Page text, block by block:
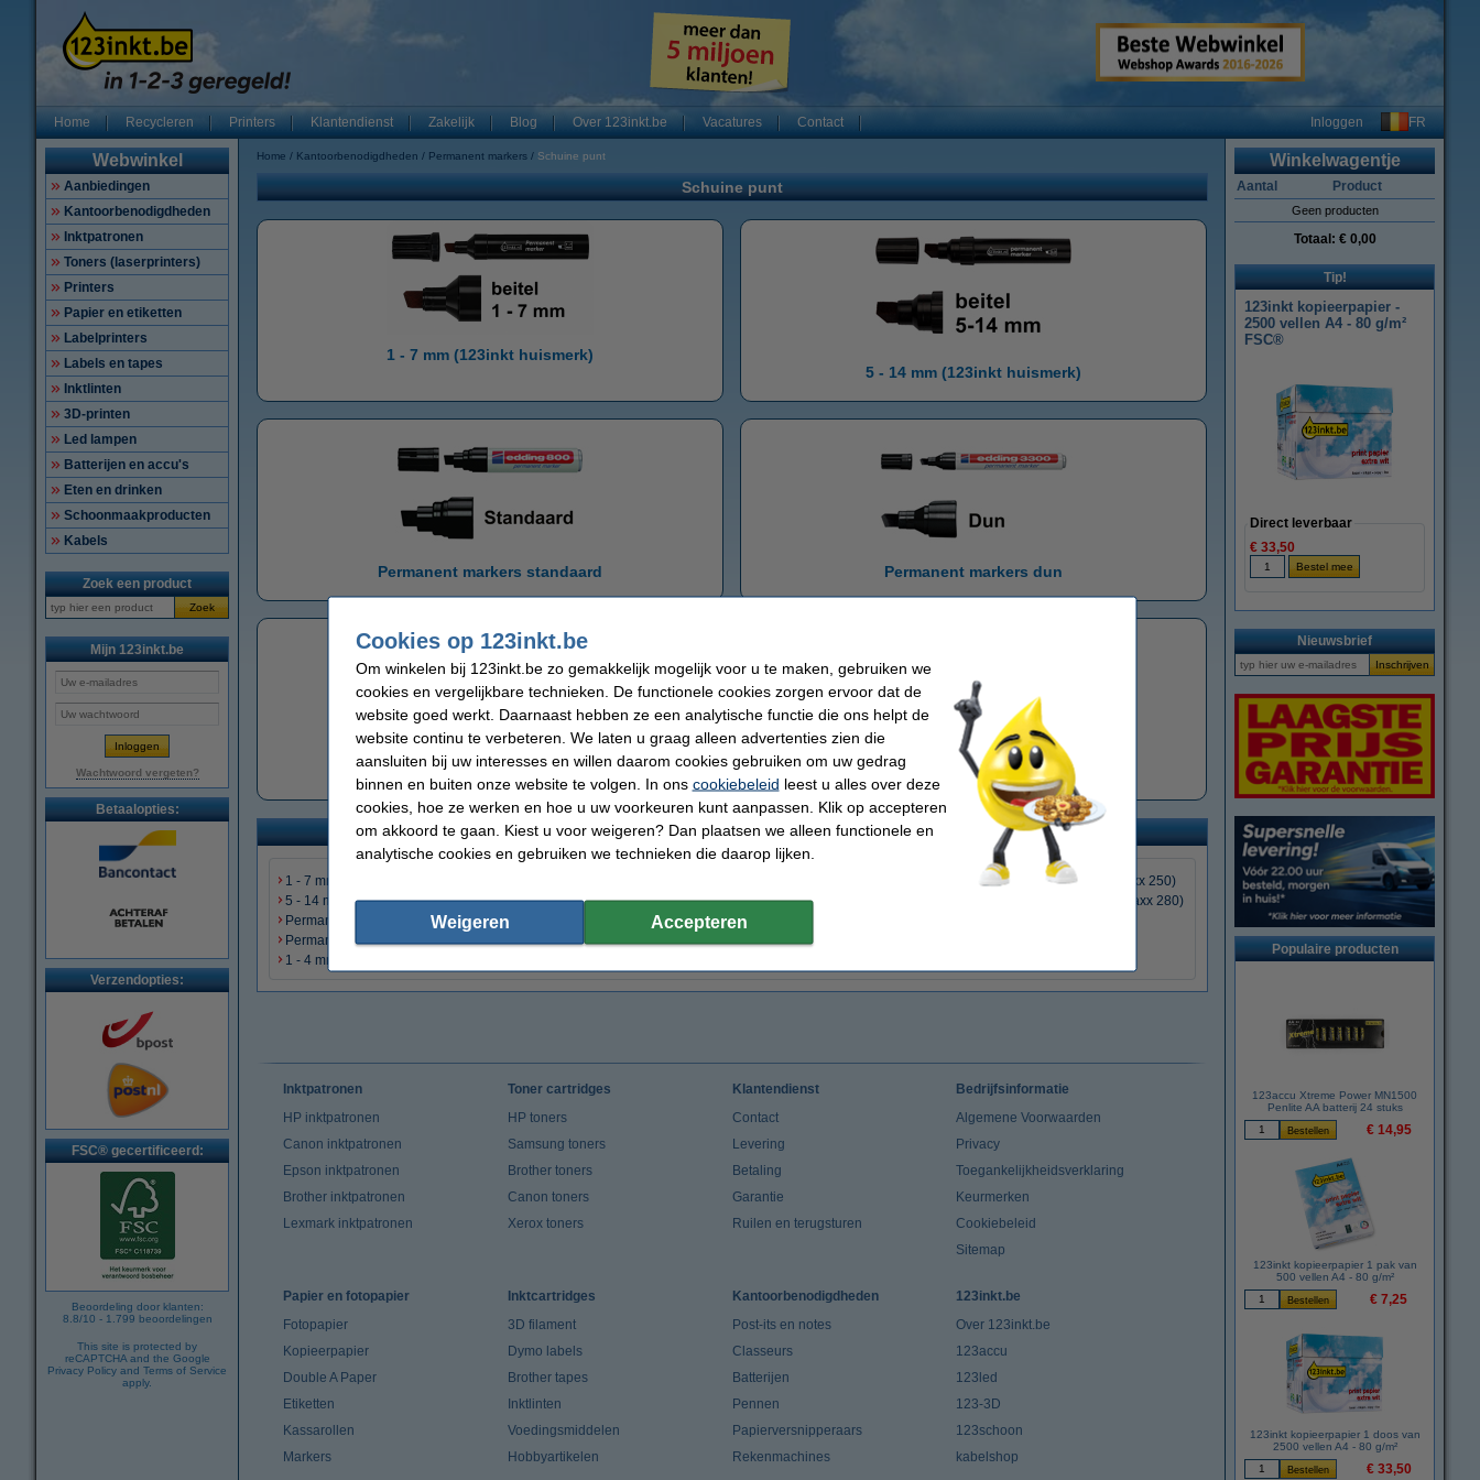
Home Recycleren Printers Klantendienst Zakelijk Blog Over 123inkt.be Vacatures Contact Inloggen FR
Webwinkel
Aanbiedingen
Kantoorbenodigdheden
Inktpatronen
Toners (laserprinters)
Printers
Papier en etiketten
Labelprinters
Labels en tapes
Inktlinten
3D-printen
Led lampen
Batterijen en accu's
Eten en drinken
Schoonmaakproducten
Kabels
Zoek een product
Zoek
Mijn 123inkt.be
Wachtwoord vergeten?
Betaalopties:
Verzendopties:
FSC® gecertificeerd:
Beoordeling door klanten:
8.8/10 - 1.799 beoordelingen
This site is protected by
reCAPTCHA and the Google
Privacy Policy and Terms of Service
apply.
Home Kantoorbenodigdheden Permanent markers Schuine punt
Schuine punt
1 - 7 mm (123inkt huismerk)
5 - 14 mm (123inkt huismerk)
Permanent markers standaard Permanent markers dun
1 - 5 mm (Edding 3300) 4 - 12 mm (Edding 800)
Schuine punt
1 - 7 mm (123inkt huismerk)
5 - 14 mm (123inkt huismerk)
Permanent markers standaard
Permanent markers dun
1 - 4 mm (Schneider Maxx 133)
1 - 5 mm (Edding 3300)
1 - 5 mm (Schneider Maxx 233)
1,5 - 5,5 mm (Pentel N60)
2 - 7 mm (Edding 500)
5 - 15 mm (Edding 850)
2 - 7 mm (Schneider Maxx 250)
4 - 12 mm (Schneider Maxx 280)
Winkelwagentje
Aantal Product
Geen producten
Totaal: € 0,00
Tip!
123inkt kopieerpapier -
2500 vellen A4 - 80 g/m²
FSC®
Direct leverbaar
€ 33,50
Nieuwsbrief
Populaire producten
123accu Xtreme Power MN1500
Penlite AA batterij 24 stuks
€ 14,95
123inkt kopieerpapier 1 pak van
500 vellen A4 - 80 g/m²
€ 7,25
123inkt kopieerpapier 1 doos van
2500 vellen A4 - 80 g/m²
€ 33,50
Inktpatronen
HP inktpatronen
Canon inktpatronen
Epson inktpatronen
Brother inktpatronen
Lexmark inktpatronen
Toner cartridges
HP toners
Samsung toners
Brother toners
Canon toners
Xerox toners
Klantendienst
Contact
Levering
Betaling
Garantie
Ruilen en terugsturen
Bedrijfsinformatie
Algemene Voorwaarden
Privacy
Toegankelijkheidsverklaring
Keurmerken
Cookiebeleid
Sitemap
Papier en fotopapier
Fotopapier
Kopieerpapier
Double A Paper
Etiketten
Kassarollen
Markers
Inktcartridges
3D filament
Dymo labels
Brother tapes
Inktlinten
Voedingsmiddelen
Hobbyartikelen
Kantoorbenodigdheden
Post-its en notes
Classeurs
Batterijen
Pennen
Papierversnipperaars
Rekenmachines
123inkt.be
Over 123inkt.be
123accu
123led
123-3D
123schoon
kabelshop
Cookies op 123inkt.be
Om winkelen bij 123inkt.be zo gemakkelijk mogelijk voor u te maken, gebruiken we
cookies en vergelijkbare technieken. De functionele cookies zorgen ervoor dat de
website goed werkt. Daarnaast hebben ze een analytische functie die ons helpt de
website continu te verbeteren. We laten u graag alleen advertenties zien die
aansluiten bij uw interesses en willen daarom cookies gebruiken om uw gedrag
binnen en buiten onze website te volgen. In ons cookiebeleid leest u alles over deze
cookies, hoe ze werken en hoe u uw voorkeuren kunt aanpassen. Klik op accepteren
om akkoord te gaan. Kiest u voor weigeren? Dan plaatsen we alleen functionele en
analytische cookies en gebruiken we technieken die daarop lijken.
Weigeren Accepteren